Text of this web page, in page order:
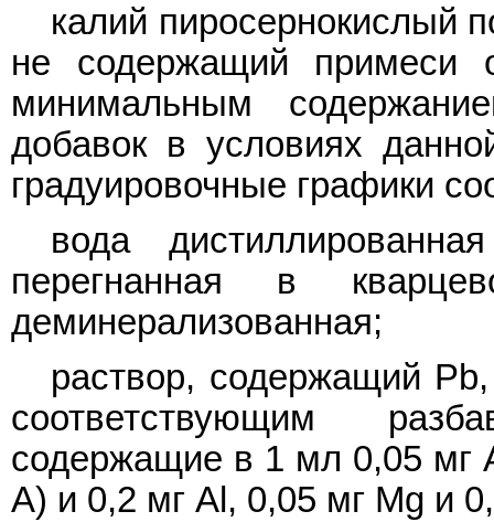
калий пиросернокислый
не содержащий примеси
минимальным
добавок в условиях
градуировочные графики
вода
перегнанная в
деминерализованная;
раствор, содержащий
соответствующим
содержащие в 1 мл 0,05 мг
А) и 0,2 мг Al, 0,05 мг Mg и